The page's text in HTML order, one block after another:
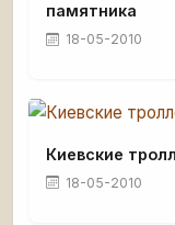
памятника
18-05-2010
Киевские
18-05-2010